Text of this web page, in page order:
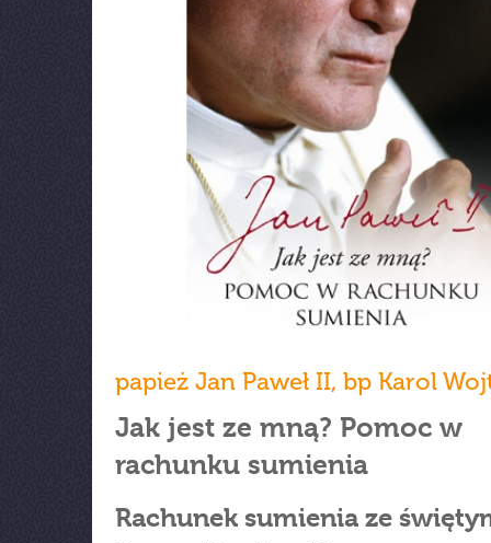
papież Jan Paweł II, bp Karol
Jak jest ze mną? Pomoc w
rachunku sumienia
Rachunek sumienia ze